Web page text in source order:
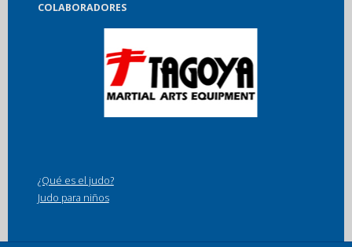
COLABORADORES
¿Qué es el judo?
Judo para niños